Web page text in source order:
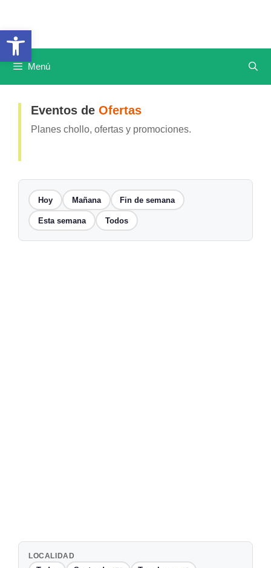
Abrir barra de herramientas
contenido
Menú
Eventos de Ofertas
Planes chollo, ofertas y promociones.
Hoy Mañana Fin de semana
Esta semana Todos
LOCALIDAD